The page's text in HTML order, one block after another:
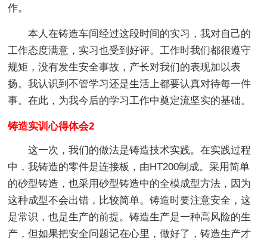
作。
本人在铸造车间经过这段时间的实习，我对自己的
工作态度满意，实习也受到好评。工作时我们都很遵守
规矩，没有发生安全事故，产长对我们的表现加以表
扬。我认识到不管学习还是生活上都要认真对待每一件
事。在此，为我今后的学习工作中奠定流坚实的基础。
铸造实训心得体会2
这一次，我们的做法是铸造技术实践。在实践过程
中，我铸造的零件是连接板，由HT200制成。采用简单
的砂型铸造，也采用砂型铸造中的全模成型方法，因为
这种成型不会出错，比较简单。铸造时要注意安全，这
是常识，也是生产的前提。铸造生产是一种高风险的生
产，但如果把安全问题记在心里，做好了，铸造生产才